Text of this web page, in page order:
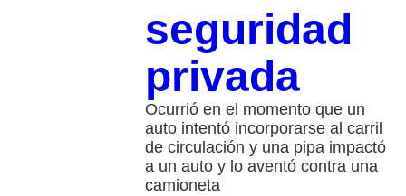
seguridad
privada
Ocurrió en el momento que un
auto intentó incorporarse al carril
de circulación y una pipa impactó
a un auto y lo aventó contra una
camioneta